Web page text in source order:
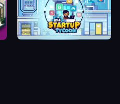
Idle Startup Tycoon